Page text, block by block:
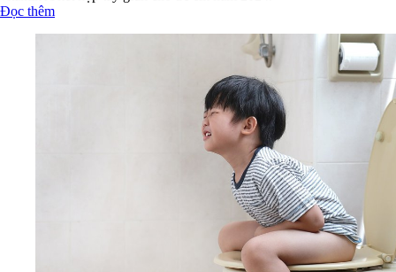
4 bệnh tiêu hóa thường gặp ở trẻ nhỏ
Các bệnh về đường tiêu hóa là bệnh rất phổ biến ở trẻ em gây nguy
hiểm cho sức khoẻ. Do đó, phụ huynh cần chú ý sức khỏe trẻ để phát